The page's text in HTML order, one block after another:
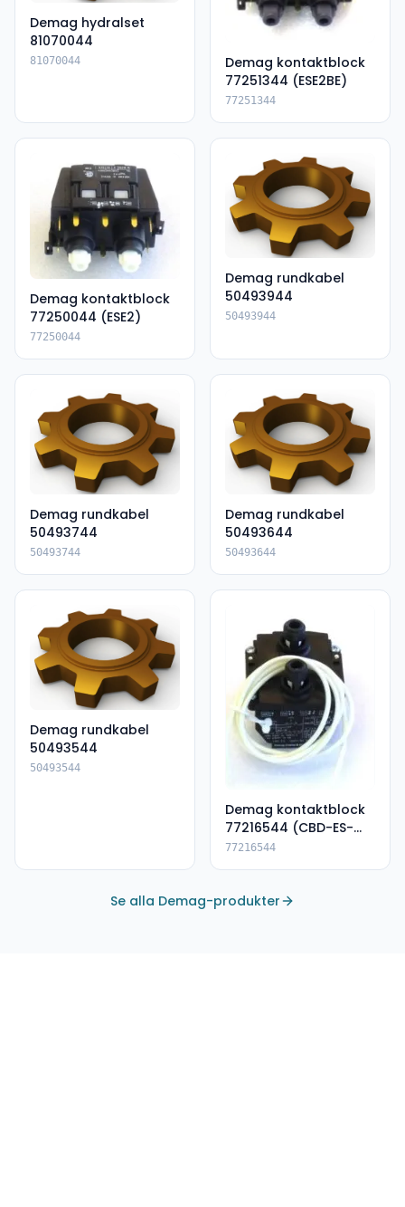
Demag hydralset
81070044
81070044
Demag kontaktblock
77251344 (ESE2BE)
77251344
Demag kontaktblock
77250044 (ESE2)
77250044
Demag rundkabel
50493944
50493944
Demag rundkabel
50493744
50493744
Demag rundkabel
50493644
50493644
Demag rundkabel
50493544
50493544
Demag kontaktblock
77216544 (CBD-ES-
DSK)
77216544
Se alla Demag-produkter